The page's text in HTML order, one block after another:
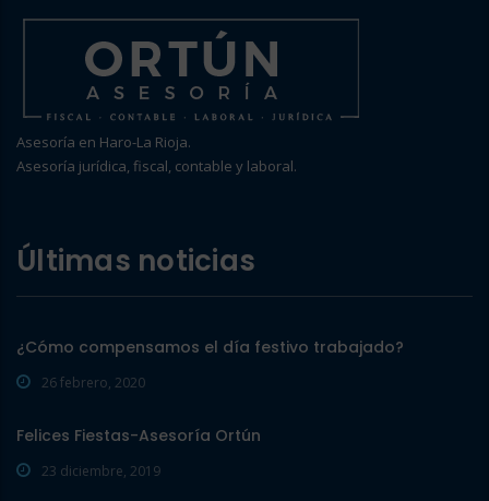
Asesoría en Haro-La Rioja.
Asesoría jurídica, fiscal, contable y laboral.
Últimas noticias
¿Cómo compensamos el día festivo trabajado?
26 febrero, 2020
Felices Fiestas-Asesoría Ortún
23 diciembre, 2019